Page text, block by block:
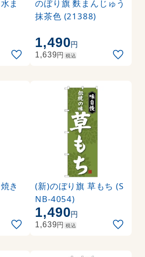
ま
のぼり旗 麩まんじゅう
抹茶色 (21388)
1,490円
1,639円 税込
き
(新)のぼり旗 草もち (S
NB-4054)
1,490円
1,639円 税込